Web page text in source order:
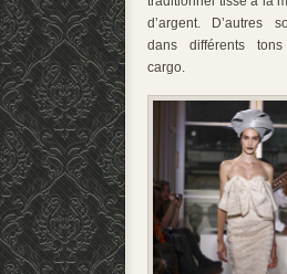
d’argent. D’autres
dans différents
cargo.